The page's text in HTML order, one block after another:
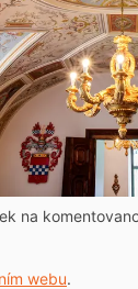
na
webu.